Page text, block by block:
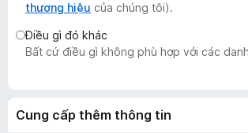
thương hiệu của chúng tôi).
Điều gì đó khác
Bất cứ điều gì không phù hợp với các
Cung cấp thêm thông tin